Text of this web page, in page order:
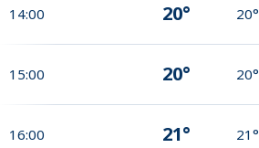
14:00 20° 20°
15:00 20° 20°
16:00 21° 21°